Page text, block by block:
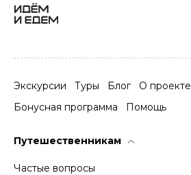
Экскурсии Туры Блог
О проекте
Бонусная программа
Помощь
Путешественникам
Частые вопросы